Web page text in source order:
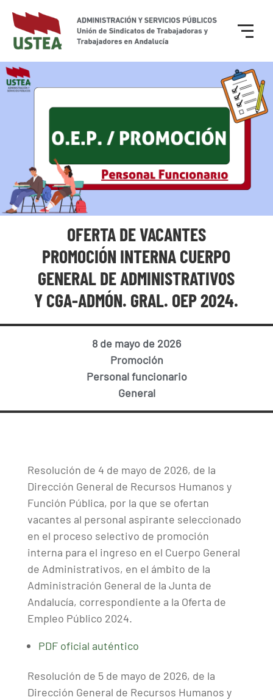
OFERTA DE VACANTES
PROMOCIÓN INTERNA CUERPO
GENERAL DE ADMINISTRATIVOS
Y CGA-ADMÓN. GRAL. OEP 2024.
8 de mayo de 2026
Promoción
Personal funcionario
General
Resolución de 4 de mayo de 2026, de la
Dirección General de Recursos Humanos y
Función Pública, por la que se ofertan
vacantes al personal aspirante seleccionado
en el proceso selectivo de promoción
interna para el ingreso en el Cuerpo General
de Administrativos, en el ámbito de la
Administración General de la Junta de
Andalucía, correspondiente a la Oferta de
Empleo Público 2024.
PDF oficial auténtico
Resolución de 5 de mayo de 2026, de la
Dirección General de Recursos Humanos y